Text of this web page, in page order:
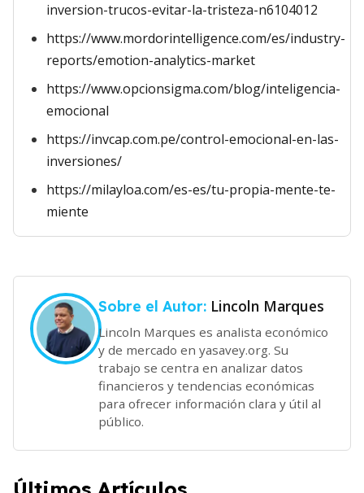
inversion-trucos-evitar-la-tristeza-n6104012
https://www.mordorintelligence.com/es/industry-
reports/emotion-analytics-market
https://www.opcionsigma.com/blog/inteligencia-
emocional
https://invcap.com.pe/control-emocional-en-las-
inversiones/
https://milayloa.com/es-es/tu-propia-mente-te-
miente
Sobre el Autor: Lincoln Marques
Lincoln Marques es analista económico
y de mercado en yasavey.org. Su
trabajo se centra en analizar datos
financieros y tendencias económicas
para ofrecer información clara y útil al
público.